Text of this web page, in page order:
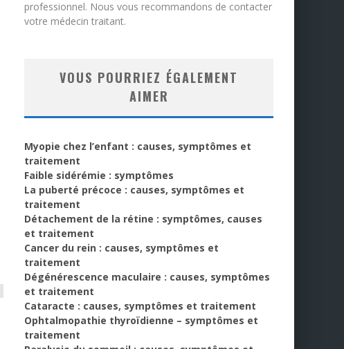
professionnel. Nous vous recommandons de contacter
votre médecin traitant.
VOUS POURRIEZ ÉGALEMENT
AIMER
Myopie chez l’enfant : causes, symptômes et
traitement
Faible sidérémie : symptômes
La puberté précoce : causes, symptômes et
traitement
Détachement de la rétine : symptômes, causes
et traitement
Cancer du rein : causes, symptômes et
traitement
Dégénérescence maculaire : causes, symptômes
et traitement
Cataracte : causes, symptômes et traitement
Ophtalmopathie thyroïdienne – symptômes et
traitement